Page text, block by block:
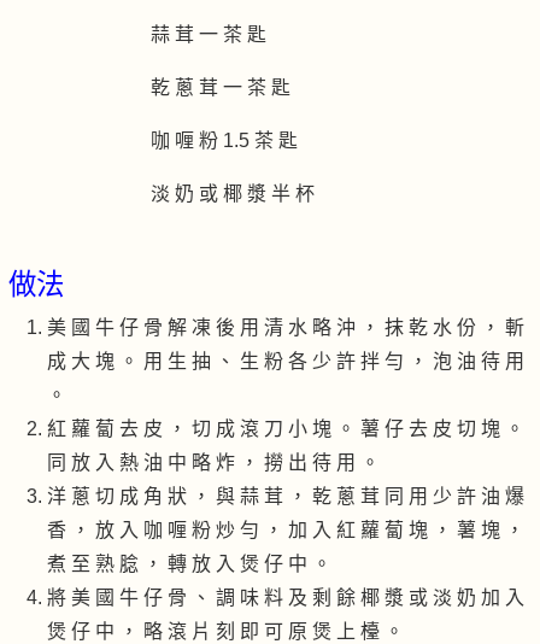
蒜 茸 一 茶 匙
乾 蔥 茸 一 茶 匙
咖 喱 粉 1.5 茶 匙
淡 奶 或 椰 漿 半 杯
做法
美 國 牛 仔 骨 解 凍 後 用 清 水 略 沖 ， 抹 乾 水 份 ， 斬
成 大 塊 。 用 生 抽 、 生 粉 各 少 許 拌 勻 ， 泡 油 待 用
。
紅 蘿 蔔 去 皮 ， 切 成 滾 刀 小 塊 。 薯 仔 去 皮 切 塊 。
同 放 入 熱 油 中 略 炸 ， 撈 出 待 用 。
洋 蔥 切 成 角 狀 ， 與 蒜 茸 ， 乾 蔥 茸 同 用 少 許 油 爆
香 ， 放 入 咖 喱 粉 炒 勻 ， 加 入 紅 蘿 蔔 塊 ， 薯 塊 ，
煮 至 熟 腍 ， 轉 放 入 煲 仔 中 。
將 美 國 牛 仔 骨 、 調 味 料 及 剩 餘 椰 漿 或 淡 奶 加 入
煲 仔 中 ， 略 滾 片 刻 即 可 原 煲 上 檯 。